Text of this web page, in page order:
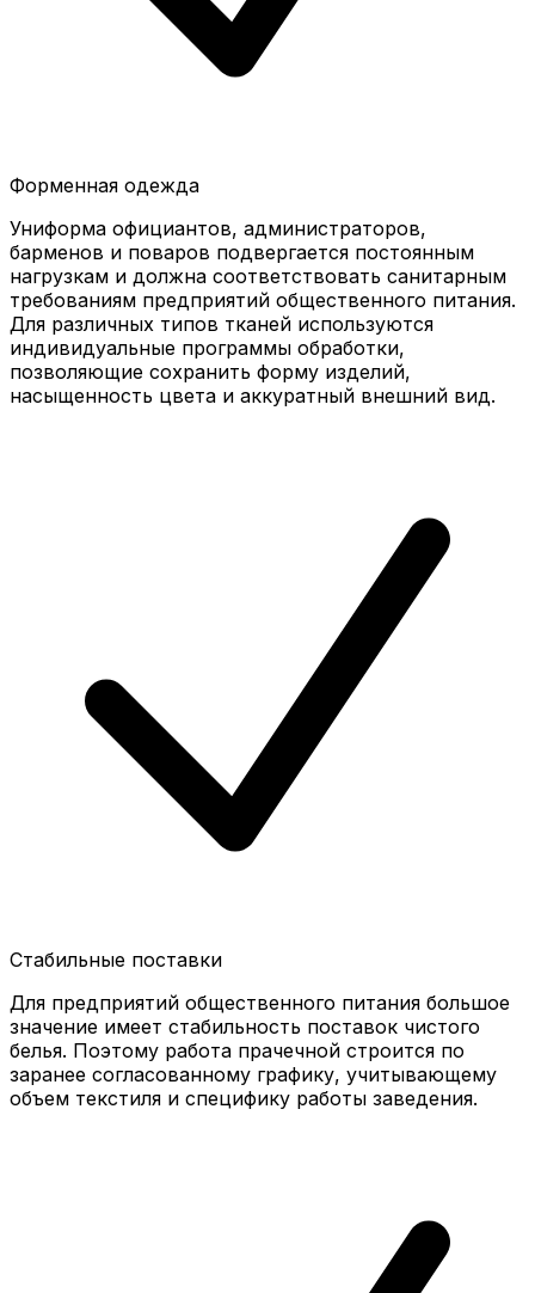
Форменная одежда
Униформа официантов, администраторов,
барменов и поваров подвергается постоянным
нагрузкам и должна соответствовать санитарным
требованиям предприятий общественного питания.
Для различных типов тканей используются
индивидуальные программы обработки,
позволяющие сохранить форму изделий,
насыщенность цвета и аккуратный внешний вид.
Стабильные поставки
Для предприятий общественного питания большое
значение имеет стабильность поставок чистого
белья. Поэтому работа прачечной строится по
заранее согласованному графику, учитывающему
объем текстиля и специфику работы заведения.